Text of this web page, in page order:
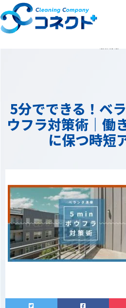
NEWS
5分でできる！ベ
ウフラ対策術｜働
に保つ時短